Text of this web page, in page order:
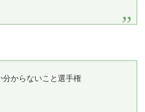
分からないこと選手権